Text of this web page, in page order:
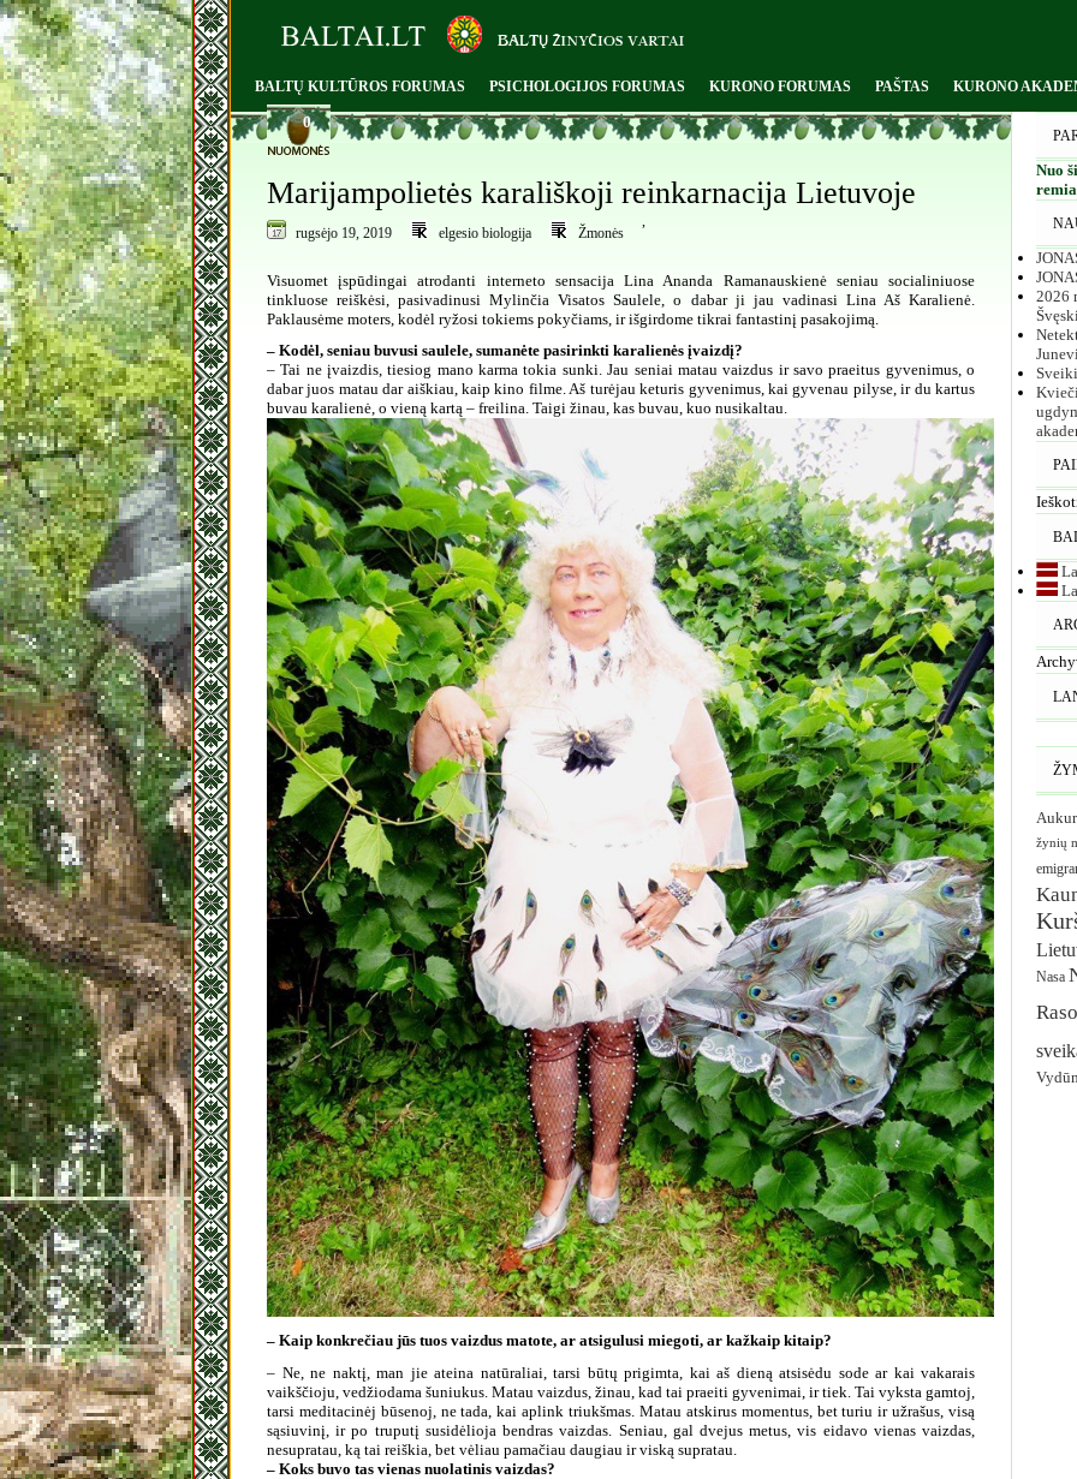
BALTŲ KULTŪROS FORUMAS PSICHOLOGIJOS FORUMAS KURONO FORUMAS PAŠTAS KURONO
0
Marijampolietės karališkoji reinkarnacija Lietuvoje
rugsėjo 19, 2019 elgesio biologija
,
Žmonės
Visuomet įspūdingai atrodanti interneto sensacija Lina Ananda Ramanauskienė seniau socialiniuose
tinkluose reiškėsi, pasivadinusi Mylinčia Visatos Saulele, o dabar ji jau vadinasi Lina Aš Karalienė.
Paklausėme moters, kodėl ryžosi tokiems pokyčiams, ir išgirdome tikrai fantastinį pasakojimą.
– Kodėl, seniau buvusi saulele, sumanėte pasirinkti karalienės įvaizdį?
– Tai ne įvaizdis, tiesiog mano karma tokia sunki. Jau seniai matau vaizdus ir savo praeitus gyvenimus, o
dabar juos matau dar aiškiau, kaip kino filme. Aš turėjau keturis gyvenimus, kai gyvenau pilyse, ir du kartus
buvau karalienė, o vieną kartą – freilina. Taigi žinau, kas buvau, kuo nusikaltau.
– Kaip konkrečiau jūs tuos vaizdus matote, ar atsigulusi miegoti, ar kažkaip kitaip?
– Ne, ne naktį, man jie ateina natūraliai, tarsi būtų prigimta, kai aš dieną atsisėdu sode ar kai vakarais
vaikščioju, vedžiodama šuniukus. Matau vaizdus, žinau, kad tai praeiti gyvenimai, ir tiek. Tai vyksta gamtoj,
tarsi meditacinėj būsenoj, ne tada, kai aplink triukšmas. Matau atskirus momentus, bet turiu ir užrašus, visą
sąsiuvinį, ir po truputį susidėlioja bendras vaizdas. Seniau, gal dvejus metus, vis eidavo vienas vaizdas,
nesupratau, ką tai reiškia, bet vėliau pamačiau daugiau ir viską supratau.
– Koks buvo tas vienas nuolatinis vaizdas?
Nuo
2026
žynių
Nasa